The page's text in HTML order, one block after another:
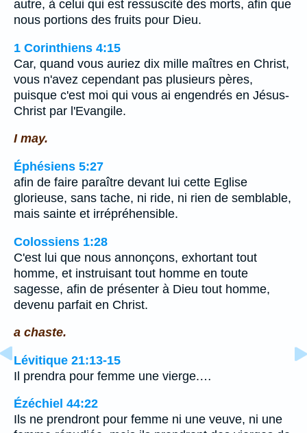
autre, à celui qui est ressuscité des morts, afin que
nous portions des fruits pour Dieu.
1 Corinthiens 4:15
Car, quand vous auriez dix mille maîtres en Christ,
vous n'avez cependant pas plusieurs pères,
puisque c'est moi qui vous ai engendrés en Jésus-
Christ par l'Evangile.
I may.
Éphésiens 5:27
afin de faire paraître devant lui cette Eglise
glorieuse, sans tache, ni ride, ni rien de semblable,
mais sainte et irrépréhensible.
Colossiens 1:28
C'est lui que nous annonçons, exhortant tout
homme, et instruisant tout homme en toute
sagesse, afin de présenter à Dieu tout homme,
devenu parfait en Christ.
a chaste.
Lévitique 21:13-15
Il prendra pour femme une vierge.…
Ézéchiel 44:22
Ils ne prendront pour femme ni une veuve, ni une